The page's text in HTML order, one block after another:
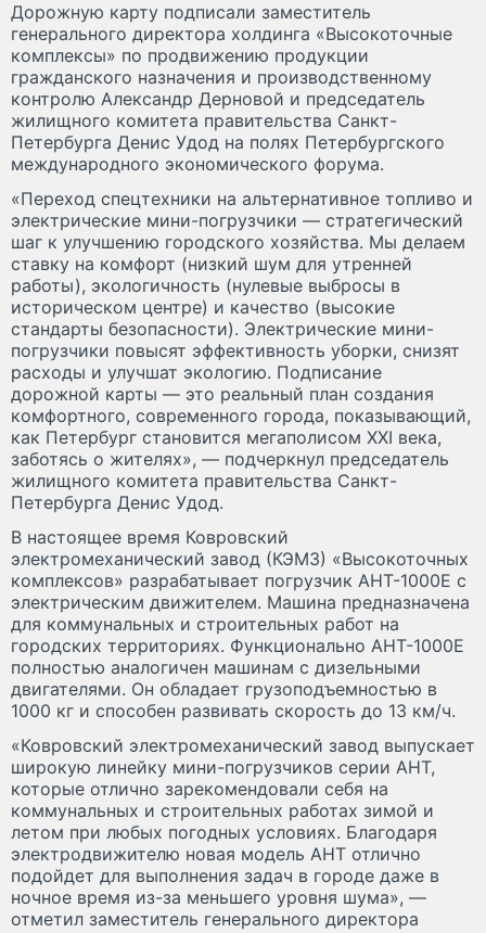
Дорожную карту подписали заместитель
генерального директора холдинга «Высокоточные
комплексы» по продвижению продукции
гражданского назначения и производственному
контролю Александр Дерновой и председатель
жилищного комитета правительства Санкт-
Петербурга Денис Удод на полях Петербургского
международного экономического форума.
«Переход спецтехники на альтернативное топливо и
электрические мини-погрузчики — стратегический
шаг к улучшению городского хозяйства. Мы делаем
ставку на комфорт (низкий шум для утренней
работы), экологичность (нулевые выбросы в
историческом центре) и качество (высокие
стандарты безопасности). Электрические мини-
погрузчики повысят эффективность уборки, снизят
расходы и улучшат экологию. Подписание
дорожной карты — это реальный план создания
комфортного, современного города, показывающий,
как Петербург становится мегаполисом XXI века,
заботясь о жителях», — подчеркнул председатель
жилищного комитета правительства Санкт-
Петербурга Денис Удод.
В настоящее время Ковровский
электромеханический завод (КЭМЗ) «Высокоточных
комплексов» разрабатывает погрузчик АНТ-1000Е с
электрическим движителем. Машина предназначена
для коммунальных и строительных работ на
городских территориях. Функционально АНТ-1000Е
полностью аналогичен машинам с дизельными
двигателями. Он обладает грузоподъемностью в
1000 кг и способен развивать скорость до 13 км/ч.
«Ковровский электромеханический завод выпускает
широкую линейку мини-погрузчиков серии АНТ,
которые отлично зарекомендовали себя на
коммунальных и строительных работах зимой и
летом при любых погодных условиях. Благодаря
электродвижителю новая модель АНТ отлично
подойдет для выполнения задач в городе даже в
ночное время из-за меньшего уровня шума», —
отметил заместитель генерального директора